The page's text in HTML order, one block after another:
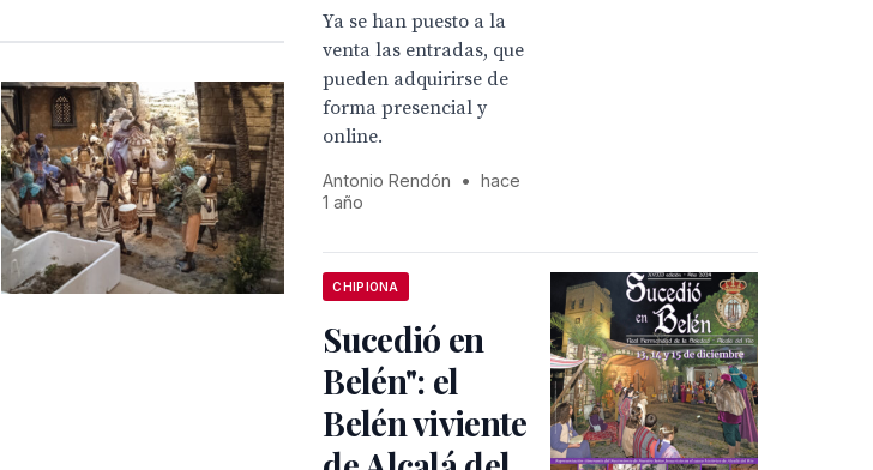
Ya se han puesto a la
venta las entradas, que
pueden adquirirse de
forma presencial y
online.
Antonio Rendón •
hace
1 año
CHIPIONA
Sucedió en
Belén": el
Belén viviente